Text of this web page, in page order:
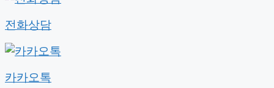
전화상담
카카오톡